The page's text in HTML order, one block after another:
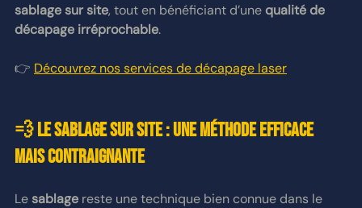
sablage sur site, tout en bénéficiant d’une qualité de
décapage irréprochable.
👉 Découvrez nos services de décapage laser
💨 Le sablage sur site : une méthode efficace
mais contraignante
Le sablage reste une technique bien connue dans le